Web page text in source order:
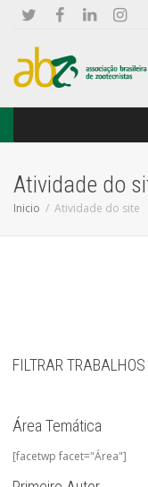
Atividade do
Inicio Atividade do site
FILTRAR TRABALHOS
Área Temática
[facetwp facet="Área"]